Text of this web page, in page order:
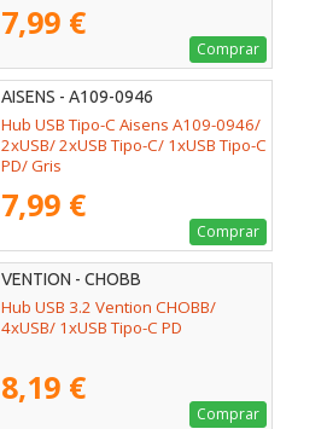
7,99 €
Comprar
AISENS - A109-0946
Hub USB Tipo-C Aisens A109-0946/
2xUSB/ 2xUSB Tipo-C/ 1xUSB Tipo-C
PD/ Gris
7,99 €
Comprar
VENTION - CHOBB
Hub USB 3.2 Vention CHOBB/
4xUSB/ 1xUSB Tipo-C PD
8,19 €
Comprar